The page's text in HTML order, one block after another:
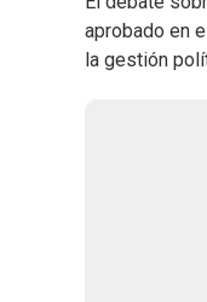
aprobado en
la gestión